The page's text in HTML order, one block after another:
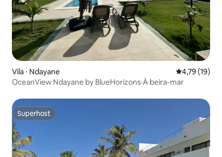
Vila ⋅ Ndayane 4,79 de uma
4,79 (19)
OceanView Ndayane by BlueHorizons·À beira-mar
Superhost
Superhost